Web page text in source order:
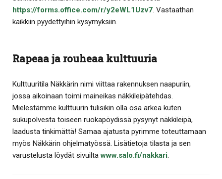
https://forms.office.com/r/y2eWL1Uzv7. Vastaathan
kaikkiin pyydettyihin kysymyksiin.
Rapeaa ja rouheaa kulttuuria
Kulttuuritila Näkkärin nimi viittaa rakennuksen naapuriin,
jossa aikoinaan toimi maineikas näkkileipätehdas.
Mielestämme kulttuurin tulisikin olla osa arkea kuten
sukupolvesta toiseen ruokapöydissä pysynyt näkkileipä,
laadusta tinkimättä! Samaa ajatusta pyrimme toteuttamaan
myös Näkkärin ohjelmatyössä. Lisätietoja tilasta ja sen
varustelusta löydät sivuiltawww.salo.fi/nakkari